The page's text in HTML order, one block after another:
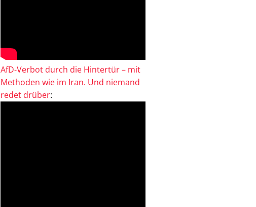
AfD-Verbot durch die Hintertür – mit
Methoden wie im Iran. Und niemand
redet drüber: